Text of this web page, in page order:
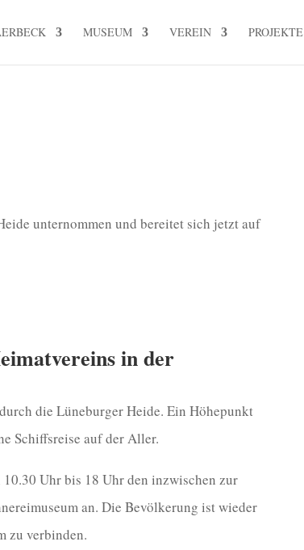
MUSEUM VEREIN PROJEKTE
unternommen und bereitet sich jetzt auf
in der
die Lüneburger Heide. Ein Höhepunkt
Schiffsreise auf der Aller.
Uhr bis 18 Uhr den inzwischen zur
an. Die Bevölkerung ist wieder
zu verbinden.